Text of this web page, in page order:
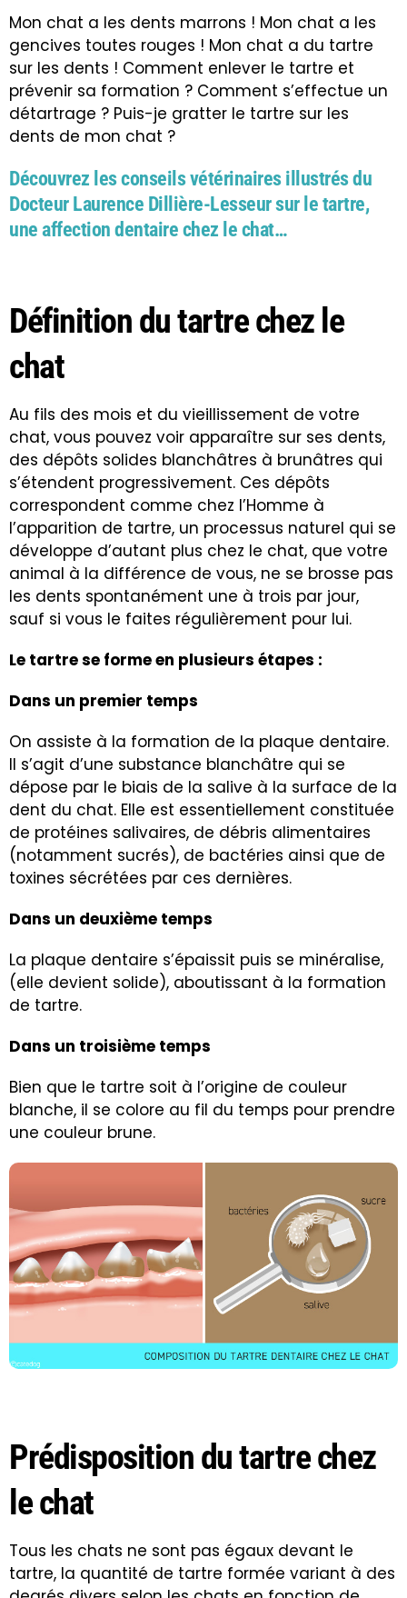
Mon chat a les dents marrons ! Mon chat a les
gencives toutes rouges ! Mon chat a du tartre
sur les dents ! Comment enlever le tartre et
prévenir sa formation ? Comment s’effectue un
détartrage ? Puis-je gratter le tartre sur les
dents de mon chat ?
Découvrez les conseils vétérinaires illustrés du
Docteur Laurence Dillière-Lesseur sur le tartre,
une affection dentaire chez le chat…
Définition du tartre chez le
chat
Au fils des mois et du vieillissement de votre
chat, vous pouvez voir apparaître sur ses dents,
des dépôts solides blanchâtres à brunâtres qui
s’étendent progressivement. Ces dépôts
correspondent comme chez l’Homme à
l’apparition de tartre, un processus naturel qui se
développe d’autant plus chez le chat, que votre
animal à la différence de vous, ne se brosse pas
les dents spontanément une à trois par jour,
sauf si vous le faites régulièrement pour lui.
Le tartre se forme en plusieurs étapes :
Dans un premier temps
On assiste à la formation de la plaque dentaire.
Il s’agit d’une substance blanchâtre qui se
dépose par le biais de la salive à la surface de la
dent du chat. Elle est essentiellement constituée
de protéines salivaires, de débris alimentaires
(notamment sucrés), de bactéries ainsi que de
toxines sécrétées par ces dernières.
Dans un deuxième temps
La plaque dentaire s’épaissit puis se minéralise,
(elle devient solide), aboutissant à la formation
de tartre.
Dans un troisième temps
Bien que le tartre soit à l’origine de couleur
blanche, il se colore au fil du temps pour prendre
une couleur brune.
Prédisposition du tartre chez
le chat
Tous les chats ne sont pas égaux devant le
tartre, la quantité de tartre formée variant à des